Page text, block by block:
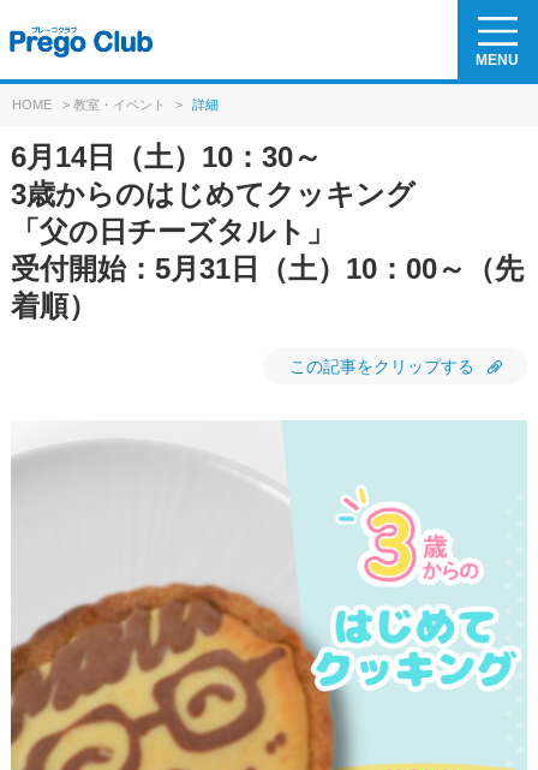
MENU
HOME > 教室・イベント > 詳細
6月14日（土）10：30～
3歳からのはじめてクッキング
「父の日チーズタルト」
受付開始：5月31日（土）10：00～（先
着順）
この記事をクリップする